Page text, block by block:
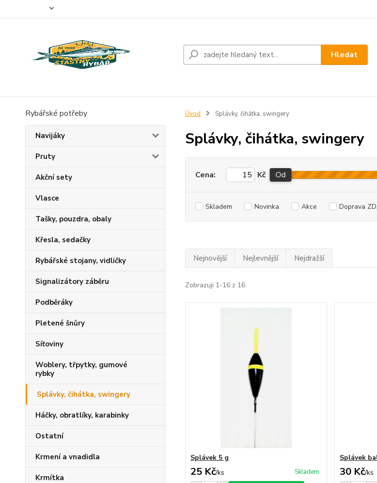
Hledat
Rybářské potřeby
Navijáky
Pruty
Akční sety
Vlasce
Tašky, pouzdra, obaly
Křesla, sedačky
Rybářské stojany, vidličky
Signalizátory záběru
Podběráky
Pletené šnůry
Síťoviny
Woblery, třpytky, gumové
rybky
Splávky, čihátka, swingery
Háčky, obratlíky, karabinky
Ostatní
Krmení a vnadidla
Krmítka
Úvod Splávky, čihátka, swingery
Splávky, čihátka, swingery
Cena: Kč Od
Skladem Novinka Akce Doprava
Nejnovější Nejlevnější Nejdražší
Zobrazuji 1-16 z 16
Splávek 5 g
25 Kč/ks Skladem
Splávek
30 Kč/ks